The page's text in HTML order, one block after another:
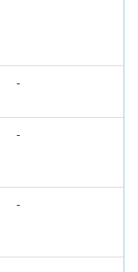
-
-
-